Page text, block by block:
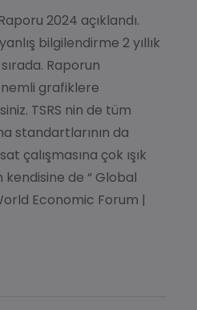
2024 açıklandı.
bilgilendirme 2 yıllık
Raporun
grafiklere
TSRS nin de tüm
standartlarının da
çalışmasına çok ışık
de “ Global
Economic Forum |